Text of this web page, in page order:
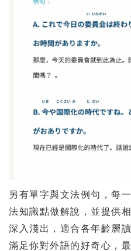
另有單字與文法例句，每
法知識點做解說，並提供
深入淺出，適合各年齡層
滿足你對外語的好奇心，